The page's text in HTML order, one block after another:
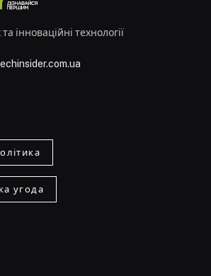
інноваційні технології
угода